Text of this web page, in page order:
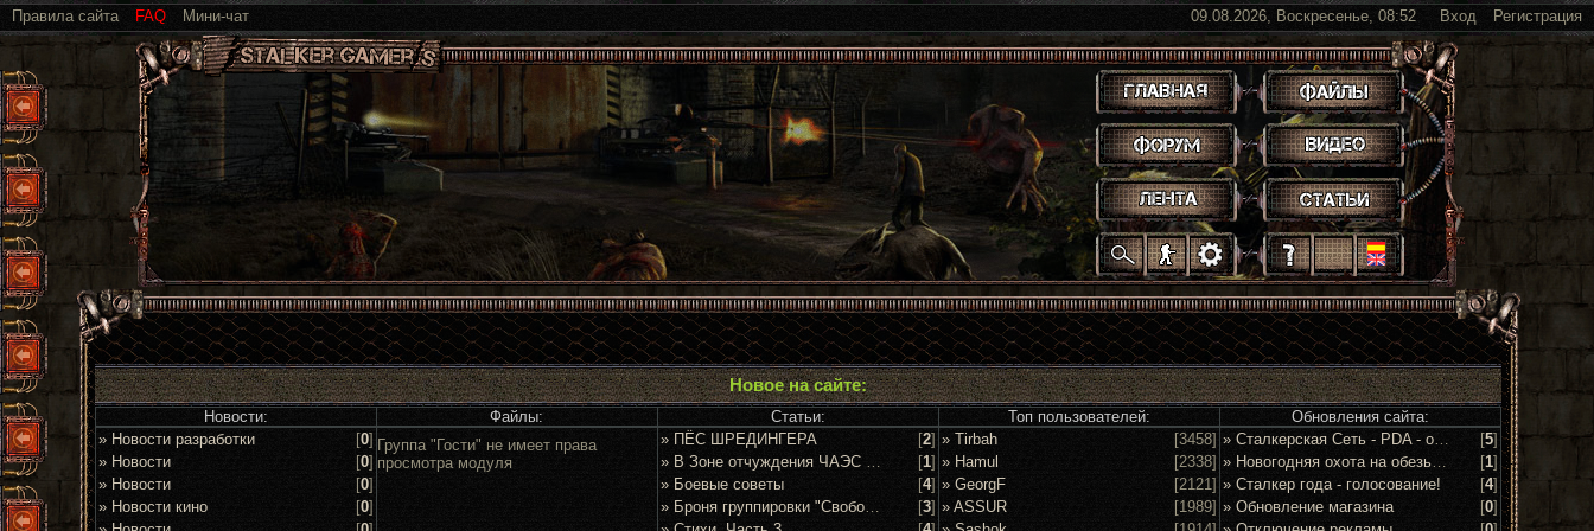
Правила сайта FAQ Мини-чат Вход Регистрация
09.08.2026, Воскресенье, 08:52
.
.
.
.
.
.
. . . . .
Новое на сайте:
Новости: Файлы: Статьи: Топ пользователей:
Обновления сайта:
» Новости разработки
[0]
» Новости
[0]
» Новости
[0]
» Новости кино
[0]
Группа "Гости" не имеет права
просмотра модуля
» ПЁС ШРЕДИНГЕРА [2]
» В Зоне отчуждения ЧАЭС задержан очередной сталкер
[1]
» Боевые советы
[4]
» Броня группировки "Свобода"
[3]
» Tirbah
[3458]
» Hamul
[2338]
» GeorgF
[2121]
» ASSUR
[1989]
» Сталкерская Сеть - PDA - обсуждение и предложения [5]
» Новогодняя охота на обезьян 2016!
[1]
» Сталкер года - голосование!
[4]
» Обновление магазина
[0]